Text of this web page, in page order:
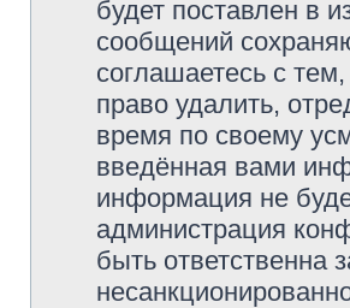
будет поставлен в
сообщений
соглашаетесь с
право удалить,
время по своему
введённая вами
информация не
администрация
быть ответственна